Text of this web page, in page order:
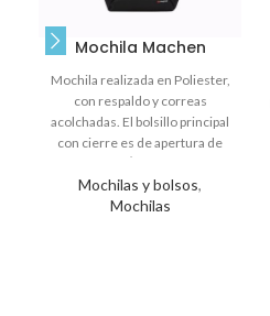
Mochila Machen
Mochilas y bolsos,
Mochilas
Mochila realizada en Poliester,
con respaldo y correas
acolchadas. El bolsillo principal
con cierre es de apertura de